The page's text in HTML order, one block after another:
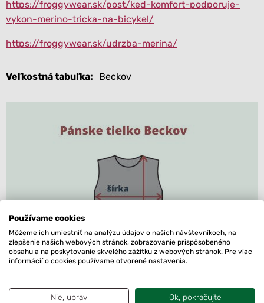
https://froggywear.sk/post/ked-komfort-podporuje-
vykon-merino-tricka-na-bicykel/
https://froggywear.sk/udrzba-merina/
Veľkostná tabuľka Beckov
Rozmery tielka v jednotlivých veľkostiach:
Používame cookies
Môžeme ich umiestniť na analýzu údajov o našich návštevníkoch, na
zlepšenie našich webových stránok, zobrazovanie prispôsobeného
obsahu a na poskytovanie skvelého zážitku z webových stránok. Pre viac
informácií o cookies používame otvorené nastavenia.
Nie, uprav Ok, pokračujte